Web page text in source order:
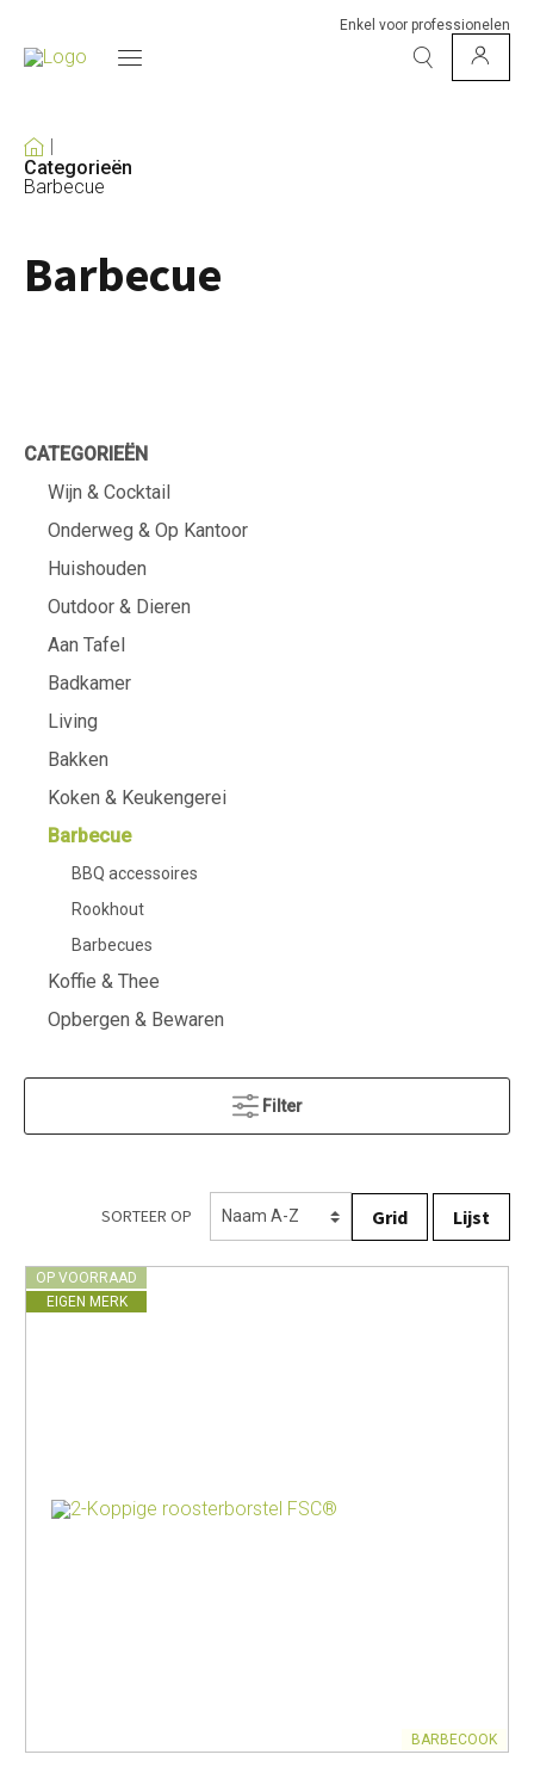
Enkel voor professionelen
Categorieën
Barbecue
Barbecue
CATEGORIEËN
Wijn & Cocktail
Onderweg & Op Kantoor
Huishouden
Outdoor & Dieren
Aan Tafel
Badkamer
Living
Bakken
Koken & Keukengerei
Barbecue
BBQ accessoires
Rookhout
Barbecues
Koffie & Thee
Opbergen & Bewaren
Filter
SORTEER OP Grid Lijst
OP VOORRAAD
EIGEN MERK
BARBECOOK